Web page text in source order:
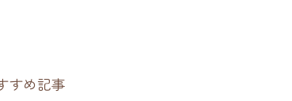
すめ記事